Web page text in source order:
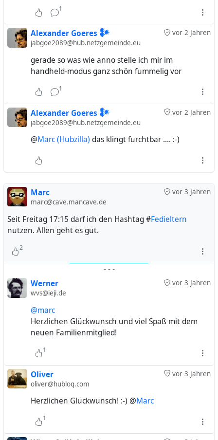
1
vor 2 Jahren
Alexander Goeres 𒀯
jabgoe2089@hub.netzgemeinde.eu
gerade so was wie anno stelle ich mir im
handheld-modus ganz schön fummelig vor
1
vor 2 Jahren
Alexander Goeres 𒀯
jabgoe2089@hub.netzgemeinde.eu
@Marc (Hubzilla) das klingt furchtbar .... :-)
vor 3 Jahren
Marc
marc@cave.mancave.de
Seit Freitag 17:15 darf ich den Hashtag #Fedieltern
nutzen. Allen geht es gut.
2
- - -
vor 3 Jahren
Werner
wvs@ieji.de
@marc
Herzlichen Glückwunsch und viel Spaß mit dem
neuen Familienmitglied!
1
vor 3 Jahren
Oliver
oliver@hubloq.com
Herzlichen Glückwunsch! :-) @Marc
1